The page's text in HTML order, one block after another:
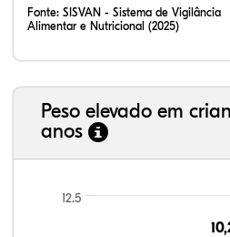
Fonte: SISVAN - Sistema de Vigilância
Alimentar e Nutricional (2025)
Peso elevado em
anos
12.5